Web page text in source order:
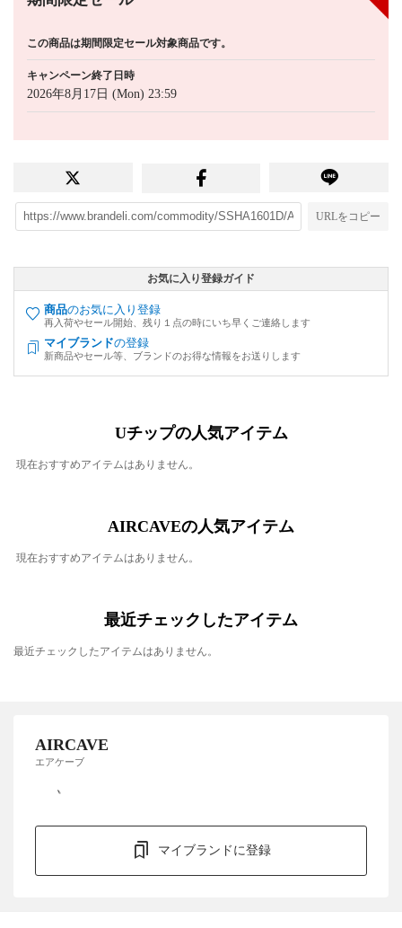
この商品は期間限定セール対象商品です。
キャンペーン終了日時
2026年8月17日 (Mon) 23:59
URLをコピー
お気に入り登録ガイド
商品のお気に入り登録
再入荷やセール開始、残り１点の時にいち早くご連絡します
マイブランドの登録
新商品やセール等、ブランドのお得な情報をお送りします
Uチップの人気アイテム
現在おすすめアイテムはありません。
AIRCAVEの人気アイテム
現在おすすめアイテムはありません。
最近チェックしたアイテム
最近チェックしたアイテムはありません。
AIRCAVE
エアケーブ
マイブランドに登録